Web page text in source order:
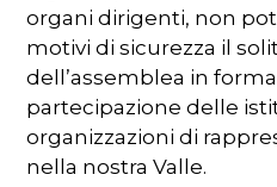
organi dirigenti, non
motivi di sicurezza il
dell’assemblea in
partecipazione delle
organizzazioni di
nella nostra Valle.